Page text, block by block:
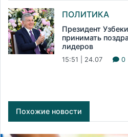
ПОЛИТИКА
Президент
принимать
лидеров
15:51 | 24.07 0
Похожие новости